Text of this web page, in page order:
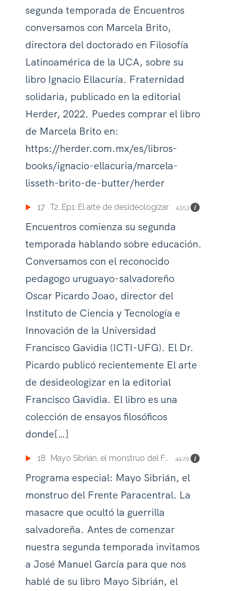
segunda temporada de Encuentros
conversamos con Marcela Brito,
directora del doctorado en Filosofía
Latinoamérica de la UCA, sobre su
libro Ignacio Ellacuría. Fraternidad
solidaria, publicado en la editorial
Herder, 2022. Puedes comprar el libro
de Marcela Brito en:
https://herder.com.mx/es/libros-
books/ignacio-ellacuria/marcela-
lisseth-brito-de-butter/herder
17 T2, Ep1: El arte de desideologizar 43:53
Encuentros comienza su segunda
temporada hablando sobre educación.
Conversamos con el reconocido
pedagogo uruguayo-salvadoreño
Oscar Picardo Joao, director del
Instituto de Ciencia y Tecnología e
Innovación de la Universidad
Francisco Gavidia (ICTI-UFG). El Dr.
Picardo publicó recientemente El arte
de desideologizar en la editorial
Francisco Gavidia. El libro es una
colección de ensayos filosóficos
donde[…]
18 Mayo Sibrián, el monstruo del Frente Paracentral 44:29
Programa especial: Mayo Sibrián, el
monstruo del Frente Paracentral. La
masacre que ocultó la guerrilla
salvadoreña. Antes de comenzar
nuestra segunda temporada invitamos
a José Manuel García para que nos
hablé de su libro Mayo Sibrián, el